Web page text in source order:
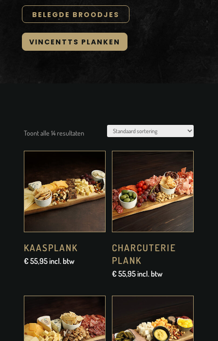
BELEGDE BROODJES
VINCENTTS PLANKEN
Toont alle 14 resultaten
KAASPLANK
€ 55,95incl. btw
CHARCUTERIE
PLANK
€ 55,95incl. btw